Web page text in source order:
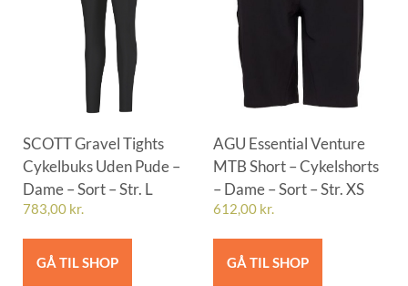
SCOTT Gravel Tights
Cykelbuks Uden Pude –
Dame – Sort – Str. L
783,00 kr.
GÅ TIL SHOP
AGU Essential Venture
MTB Short – Cykelshorts
– Dame – Sort – Str. XS
612,00 kr.
GÅ TIL SHOP